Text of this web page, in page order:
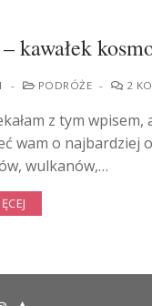
kawałek
- PODRÓŻE - 2
z tym
wam o najbardziej
wulkanów,…